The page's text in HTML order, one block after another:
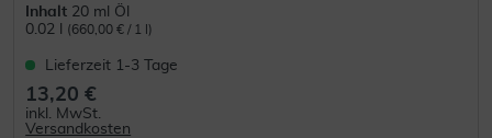
Inhalt 20 ml Öl
0.02 l
(660,00 € / 1 l)
Lieferzeit 1-3 Tage
13,20 €
inkl. MwSt.
Versandkosten